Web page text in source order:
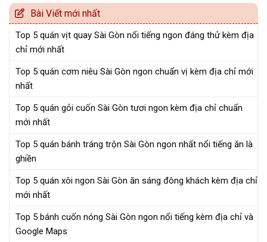
Bài Viết mới nhất
Top 5 quán vịt quay Sài Gòn nổi tiếng ngon đáng thử kèm địa
chỉ mới nhất
Top 5 quán cơm niêu Sài Gòn ngon chuẩn vị kèm địa chỉ mới
nhất
Top 5 quán gỏi cuốn Sài Gòn tươi ngon kèm địa chỉ chuẩn
mới nhất
Top 5 quán bánh tráng trộn Sài Gòn ngon nhất nổi tiếng ăn là
ghiền
Top 5 quán xôi ngon Sài Gòn ăn sáng đông khách kèm địa chỉ
mới nhất
Top 5 bánh cuốn nóng Sài Gòn ngon nổi tiếng kèm địa chỉ và
Google Maps